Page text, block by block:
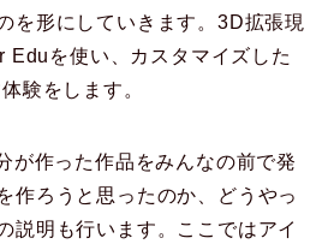
を形にしていきます。3D拡張現
Eduを使い、カスタマイズした
験をします。
が作った作品をみんなの前で発
作ろうと思ったのか、どうやっ
説明も行います。ここではアイ